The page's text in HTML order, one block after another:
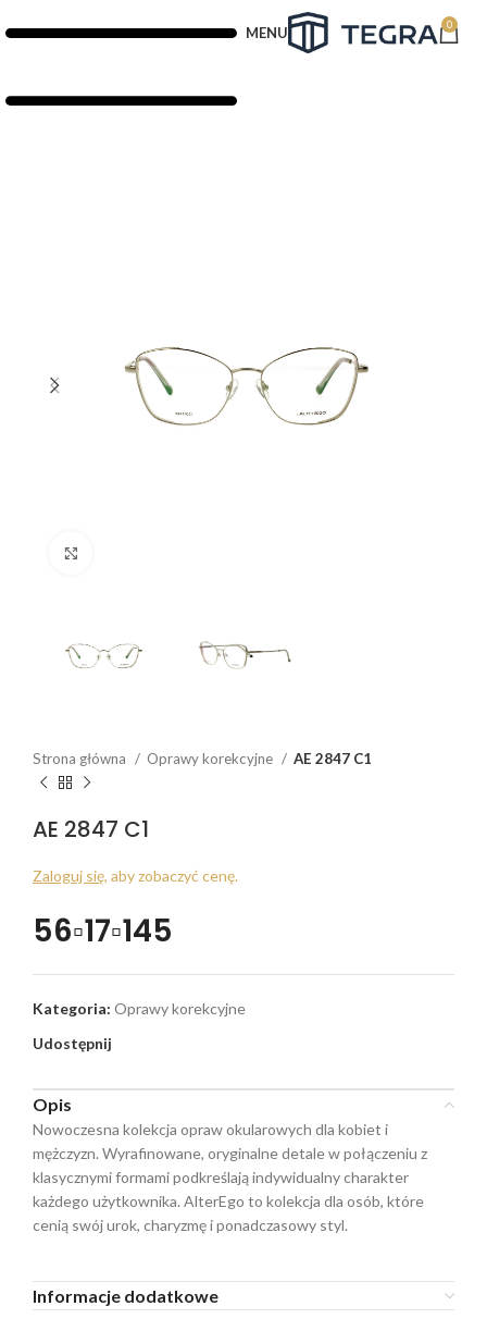
MENU 0
Strona główna Oprawy korekcyjne AE 2847 C1
AE 2847 C1
Zaloguj się, aby zobaczyć cenę.
56▫17▫145
Kategoria: Oprawy korekcyjne
Udostępnij
Opis
Nowoczesna kolekcja opraw okularowych dla kobiet i
mężczyzn. Wyrafinowane, oryginalne detale w połączeniu z
klasycznymi formami podkreślają indywidualny charakter
każdego użytkownika. AlterEgo to kolekcja dla osób, które
cenią swój urok, charyzmę i ponadczasowy styl.
Informacje dodatkowe